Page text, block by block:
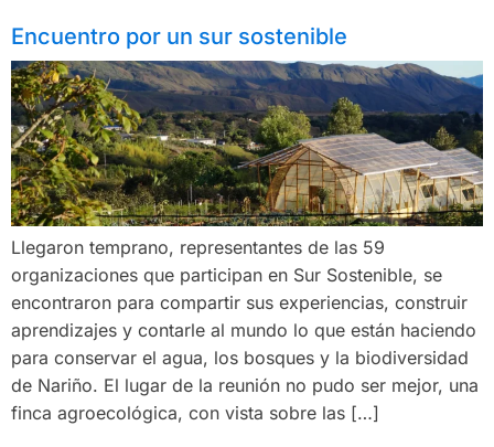
Encuentro por un sur sostenible
Llegaron temprano, representantes de las 59
organizaciones que participan en Sur Sostenible, se
encontraron para compartir sus experiencias, construir
aprendizajes y contarle al mundo lo que están haciendo
para conservar el agua, los bosques y la biodiversidad
de Nariño. El lugar de la reunión no pudo ser mejor, una
finca agroecológica, con vista sobre las […]